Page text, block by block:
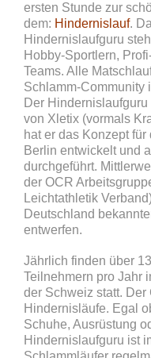
ersten Stunde zur
dem: Hindernislauf.
Hindernislaufguru
Hobby-Sportlern,
Teams. Alle
Schlamm-Community
Der
von Xletix (vormals
hat er das Konzept
Berlin entwickelt und
durchgeführt.
der OCR
Leichtathletik
Deutschland
entwerfen.
Jährlich finden über
Teilnehmern pro Jahr
der Schweiz statt. Der
Hindernisläufe. Egal
Schuhe, Ausrüstung
Hindernislaufguru ist